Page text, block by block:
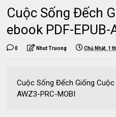
Cuộc Sống Đếch
ebook PDF-EPUB-
0 Nhut Truong Chủ Nhật, 1
Cuộc Sống Đếch Giống
AWZ3-PRC-MOBI